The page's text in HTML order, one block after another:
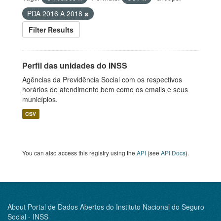
PDA 2016 A 2018
Filter Results
Perfil das unidades do INSS
Agências da Previdência Social com os respectivos
horários de atendimento bem como os emails e seus
municípios.
CSV
You can also access this registry using the API (see API Docs).
About Portal de Dados Abertos do Instituto Nacional do Seguro
Social - INSS